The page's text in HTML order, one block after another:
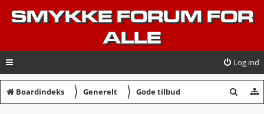
SMYKKE FORUM FOR
ALLE
Log ind
Boardindeks 〉 Generelt 〉 Gode tilbud